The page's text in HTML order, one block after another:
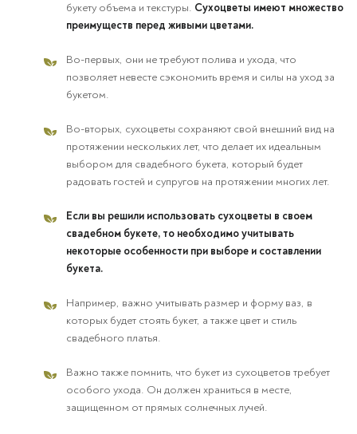
букету объема и текстуры. Сухоцветы имеют множество
преимуществ перед живыми цветами.
Во-первых, они не требуют полива и ухода, что
позволяет невесте сэкономить время и силы на уход за
букетом.
Во-вторых, сухоцветы сохраняют свой внешний вид на
протяжении нескольких лет, что делает их идеальным
выбором для свадебного букета, который будет
радовать гостей и супругов на протяжении многих лет.
Если вы решили использовать сухоцветы в своем
свадебном букете, то необходимо учитывать
некоторые особенности при выборе и составлении
букета.
Например, важно учитывать размер и форму ваз, в
которых будет стоять букет, а также цвет и стиль
свадебного платья.
Важно также помнить, что букет из сухоцветов требует
особого ухода. Он должен храниться в месте,
защищенном от прямых солнечных лучей.